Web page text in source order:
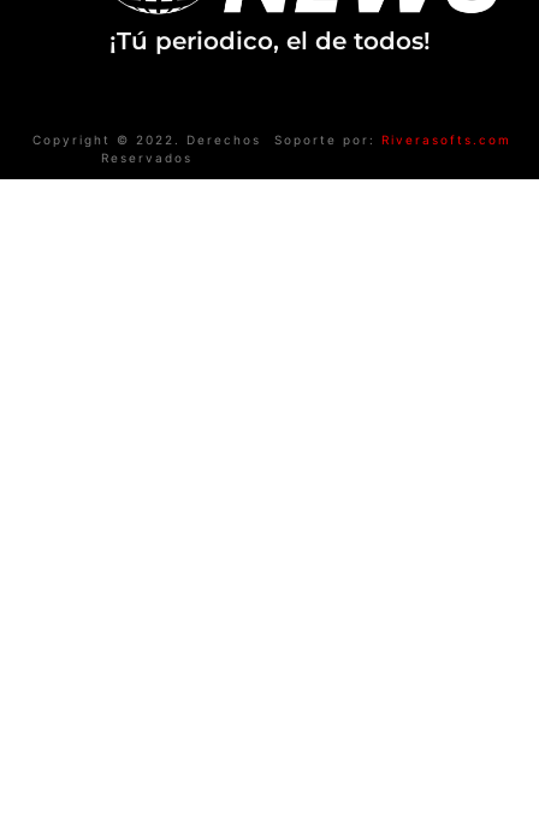
¡Tú periodico, el de todos!
Copyright © 2022. Derechos
Reservados
Soporte por: Riverasofts.com